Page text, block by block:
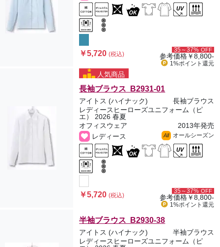
￥5,720(税込)
35～37% OFF
参考価格￥8,800-
1%ポイント 還元
人気商品
長袖ブラウス B2931-01
アイトス (ハイナック)
長袖ブラウス
レディースヒーローズユニフォーム（ピ
エ） 2026 春夏
オフィスウェア
2013年発売
レディース
All オールシーズン
￥5,720(税込)
35～37% OFF
参考価格￥8,800-
1%ポイント 還元
半袖ブラウス B2930-38
アイトス (ハイナック)
半袖ブラウス
レディースヒーローズユニフォーム（ピ